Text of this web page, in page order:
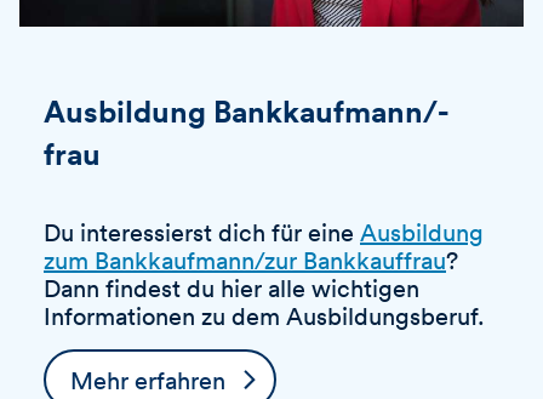
Ausbildung Bankkaufmann/-
frau
Du interessierst dich für eine Ausbildung
zum Bankkaufmann/zur Bankkauffrau?
Dann findest du hier alle wichtigen
Informationen zu dem Ausbildungsberuf.
Mehr erfahren